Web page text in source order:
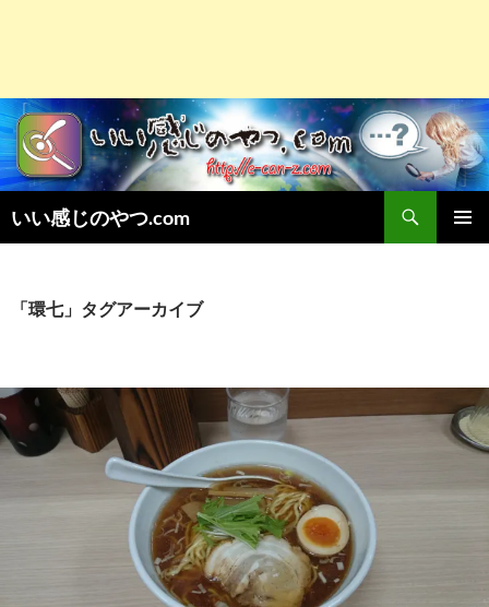
いい感じのやつ.com
索
ン
キ
プ
「環七」タグアーカイブ